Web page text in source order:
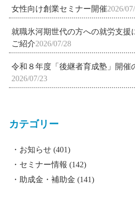
女性向け創業セミナー開催2026/
就職氷河期世代の方への就労支援
ご紹介2026/07/28
令和８年度「後継者育成塾」開催
2026/07/23
カテゴリー
お知らせ(401)
セミナー情報 (142)
助成金・補助金 (141)